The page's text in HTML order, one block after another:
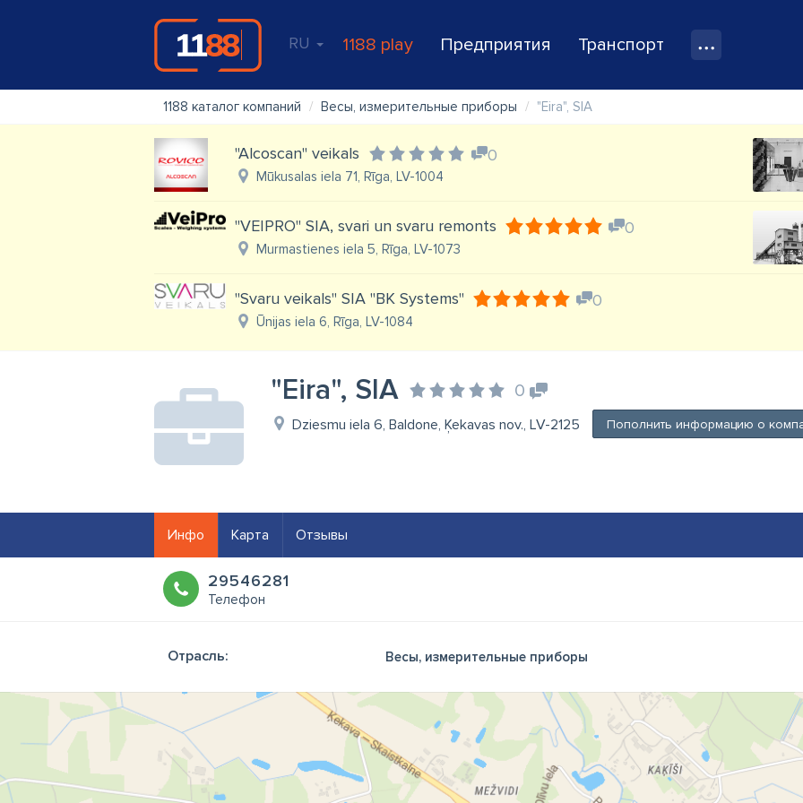
RU 1188 play Предприятия Транспорт
1188 каталог компаний Весы, измерительные приборы "Eira", SIA
"Alcoscan" veikals 0
Mūkusalas iela 71, Rīga, LV-1004
"VEIPRO" SIA, svari un svaru remonts 0
Murmastienes iela 5, Rīga, LV-1073
"Svaru veikals" SIA "BK Systems" 0
Ūnijas iela 6, Rīga, LV-1084
"Eira", SIA 0
Dziesmu iela 6, Baldone, Ķekavas nov., LV-2125 Пополнить информацию о
Инфо Карта Отзывы
29546281
Телефон
Отрасль: Весы, измерительные приборы